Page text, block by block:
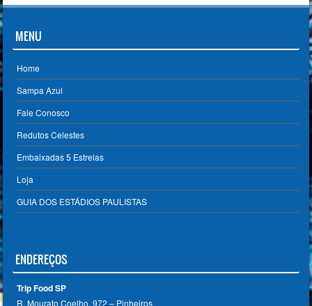
MENU
Home
Sampa Azul
Fale Conosco
Redutos Celestes
Embaixadas 5 Estrelas
Loja
GUIA DOS ESTÁDIOS PAULISTAS
ENDEREÇOS
Trip Food SP
R. Mourato Coelho, 972 – Pinheiros